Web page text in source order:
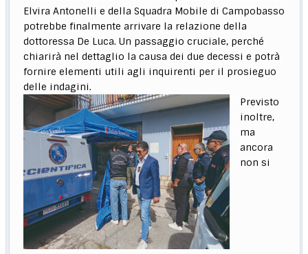
Elvira Antonelli e della Squadra Mobile di Campobasso
potrebbe finalmente arrivare la relazione della
dottoressa De Luca. Un passaggio cruciale, perché
chiarirà nel dettaglio la causa dei due decessi e potrà
fornire elementi utili agli inquirenti per il prosieguo
delle indagini.
Previsto
inoltre,
ma
ancora
non si